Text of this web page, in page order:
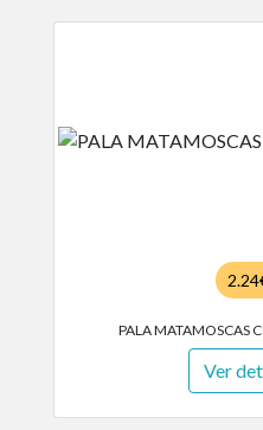
PALA MATAMOSCAS
Ver